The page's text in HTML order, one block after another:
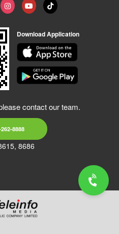
Download Application
contact our team.
8888
8686